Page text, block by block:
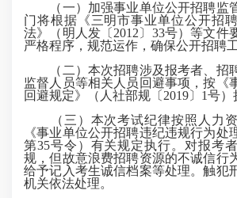
（一）加强事业单位公开招聘监
门将根据《三明市事业单位公开招
法》（明人发〔2012〕33号）等文件
严格程序，规范运作，确保公开招聘
（二）本次招聘涉及报考者、招聘
监督人员等相关人员回避事项，按《
回避规定》（人社部规〔2019〕1号）
（三）本次考试纪律按照人力资
《事业单位公开招聘违纪违规行为处
第35号令）有关规定执行。对报考
规，但故意浪费招聘资源的不诚信行
给予记入考生诚信档案等处理。触犯
机关依法处理。